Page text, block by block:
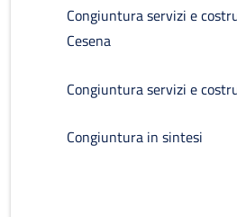
Congiuntura servizi e
Cesena
Congiuntura servizi e
Congiuntura in sintesi